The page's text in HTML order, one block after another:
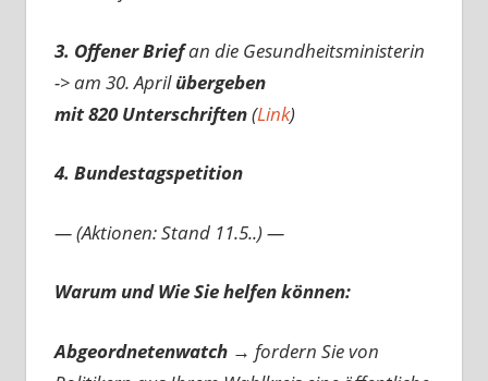
3. Offener Briefan die Gesundheitsministerin
-> am 30. Aprilübergeben
mit 820 Unterschriften(Link)
4. Bundestagspetition
— (Aktionen: Stand 11.5..) —
Warum und Wie Sie helfen können:
Abgeordnetenwatch → fordern Sie von